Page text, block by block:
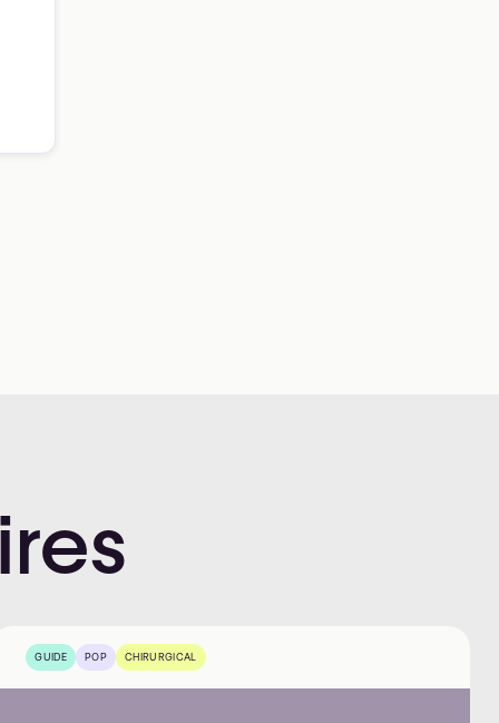
GUIDE POP CHIRURGICAL